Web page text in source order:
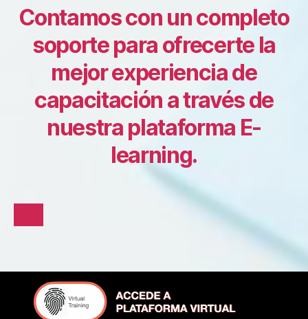
Entrada
Contamos con un completo
soporte para ofrecerte la
mejor experiencia de
capacitación a través de
nuestra plataforma E-
learning.